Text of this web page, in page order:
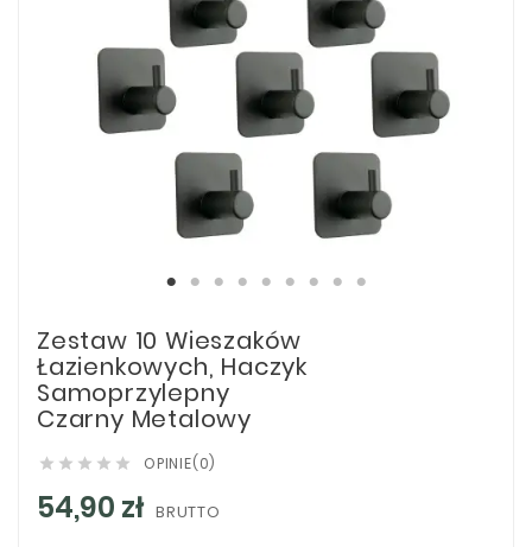
Zestaw 10 Wieszaków
Łazienkowych, Haczyk
Samoprzylepny
Czarny Metalowy
     OPINIE(0)
54,90 zł BRUTTO